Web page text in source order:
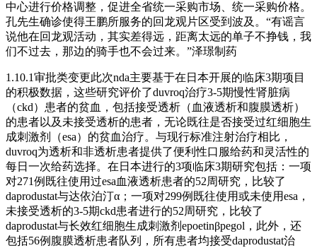
中心进行价格调整，促进全省统一采购市场、统一采购价格。
孔先生确诊使得王鹏所服务的回龙观片区受到波及。“有谣言
说他在回龙观活动，其实差得远，距离太远的单子不挣钱，我
们不过去，那边的骑手也不会过来。”泽璟制药
1.10.1审批类变更此次nda主要基于在日本开展的临床3期项目
的积极数据，这些研究评价了duvroq治疗3-5期慢性肾脏病
（ckd）患者的贫血，包括接受透析（血液透析和腹膜透析）
的患者以及未接受透析的患者，无论既往是否接受过红细胞生
成刺激剂（esa）的贫血治疗。与现行标准注射治疗相比，
duvroq为透析和非透析患者提供了便利性口服给药和灵活性的
每日一次给药选择。在日本进行的3项临床3期研究包括：一项
对271例既往使用过esa血液透析患者的52周研究，比较了
daprodustat与达依泊汀α；一项对299例既往使用或未使用esa，
未接受透析的3-5期ckd患者进行的52周研究，比较了
daprodustat与长效红细胞生成刺激剂epoetinβpegol，此外，还
包括56例腹膜透析患者队列，所有患者均接受daprodustat治